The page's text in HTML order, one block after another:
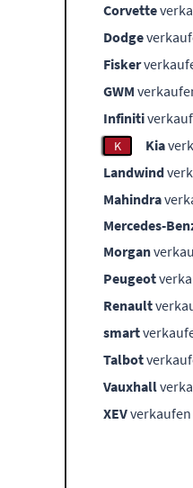
Corvette
Dodge
Fisker
GWM
Infiniti
K Kia
Landwind
Mahindra
Mercedes-
Morgan
Peugeot
Renault
smart
Talbot
Vauxhall
XEVverkaufen